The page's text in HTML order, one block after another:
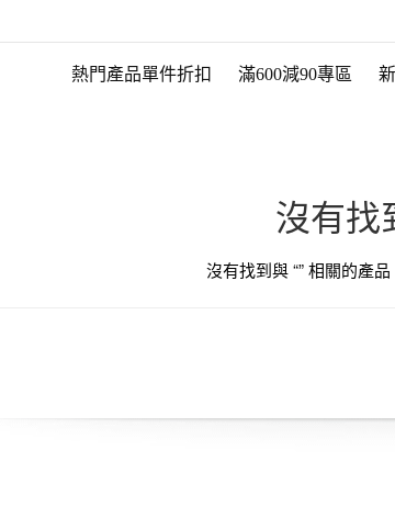
熱門產品單件折扣 滿600減90專區
沒有找
沒有找到與 “” 相關的產